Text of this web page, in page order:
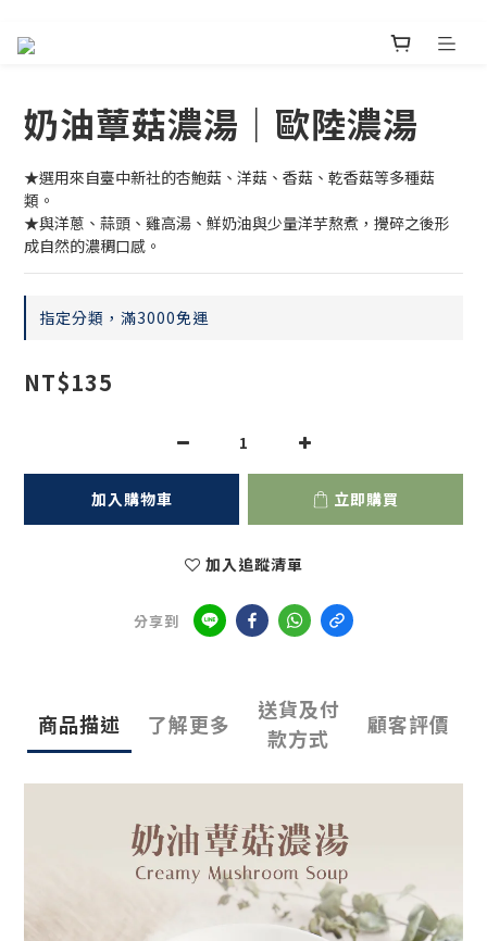
奶油蕈菇濃湯｜歐陸濃湯
★選用來自臺中新社的杏鮑菇、洋菇、香菇、乾香菇等多種菇
類。
★與洋蔥、蒜頭、雞高湯、鮮奶油與少量洋芋熬煮，攪碎之後形
成自然的濃稠口感。
指定分類，滿3000免運
NT$135
加入購物車 立即購買
加入追蹤清單
分享到
商品描述 了解更多
送貨及付
款方式
顧客評價